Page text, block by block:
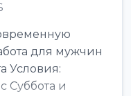
для мужчин
Условия:
Суббота и